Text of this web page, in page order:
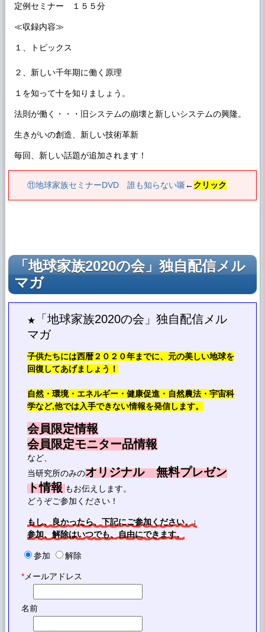
定例セミナー １５５分
≪収録内容≫
１、トピックス
２、新しい千年期に働く原理
１を知って十を知りましょう。
法則が働く・・・旧システムの崩壊と新しいシステムの興隆。
生きがいの創造、新しい技術革新
毎回、新しい話題が追加されます！
⑪地球家族セミナーDVD 誰も知らない噺←クリック
「地球家族2020の会」独自配信メル
マガ
★
「地球家族2020の会」独自配信メル
マガ
子供たちには西暦２０２０年までに、元の美しい地球を
回復してあげましょう！
自然・環境・エネルギー・健康促進・自然農法・宇宙科
学など,他では入手できない情報を発信します。
会員限定情報
会員限定モニター品情報
など、
当研究所のみのオリジナル 無料プレゼン
ト情報 もお伝えします。
どうぞご参加ください！
もし、良かったら、下記にご参加ください。↓
参加、解除はいつでも、自由にできます。
参加 解除
*メールアドレス
名前